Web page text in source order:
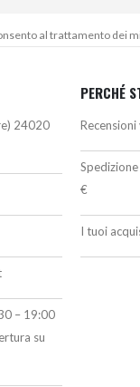
al trattamento dei
24020
– 19:00
su
PERCHÉ
€
I tuoi